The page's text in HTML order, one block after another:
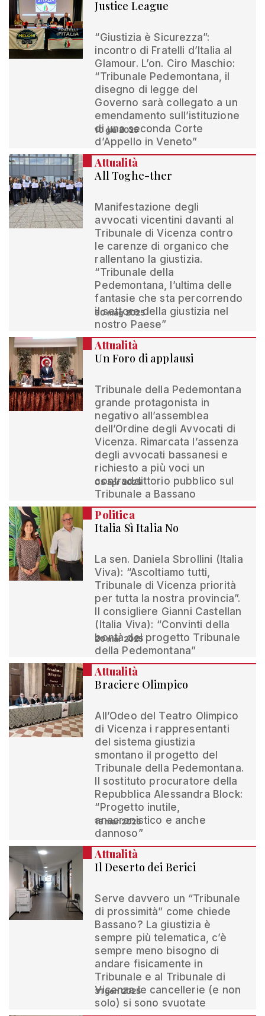
Justice League
“Giustizia è Sicurezza”:
incontro di Fratelli d’Italia al
Glamour. L’on. Ciro Maschio:
“Tribunale Pedemontana, il
disegno di legge del
Governo sarà collegato a un
emendamento sull’istituzione
di una seconda Corte
d’Appello in Veneto”
10 giu 2025
Attualità
All Toghe-ther
Manifestazione degli
avvocati vicentini davanti al
Tribunale di Vicenza contro
le carenze di organico che
rallentano la giustizia.
“Tribunale della
Pedemontana, l’ultima delle
fantasie che sta percorrendo
il settore della giustizia nel
nostro Paese”
30 mag 2025
Attualità
Un Foro di applausi
Tribunale della Pedemontana
grande protagonista in
negativo all’assemblea
dell’Ordine degli Avvocati di
Vicenza. Rimarcata l’assenza
degli avvocati bassanesi e
richiesto a più voci un
contraddittorio pubblico sul
Tribunale a Bassano
05 apr 2025
Politica
Italia Sì Italia No
La sen. Daniela Sbrollini (Italia
Viva): “Ascoltiamo tutti,
Tribunale di Vicenza priorità
per tutta la nostra provincia”.
Il consigliere Gianni Castellan
(Italia Viva): “Convinti della
bontà del progetto Tribunale
della Pedemontana”
20 mar 2025
Attualità
Braciere Olimpico
All’Odeo del Teatro Olimpico
di Vicenza i rappresentanti
del sistema giustizia
smontano il progetto del
Tribunale della Pedemontana.
Il sostituto procuratore della
Repubblica Alessandra Block:
“Progetto inutile,
anacronistico e anche
dannoso”
18 mar 2025
Attualità
Il Deserto dei Berici
Serve davvero un “Tribunale
di prossimità” come chiede
Bassano? La giustizia è
sempre più telematica, c’è
sempre meno bisogno di
andare fisicamente in
Tribunale e al Tribunale di
Vicenza le cancellerie (e non
solo) si sono svuotate
31 gen 2025